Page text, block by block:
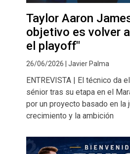
Taylor Aaron
objetivo es volver
el playoff"
26/06/2026 | Javier Palma
ENTREVISTA | El técnico da
sénior tras su etapa en el
por un proyecto basado en la
crecimiento y la ambición